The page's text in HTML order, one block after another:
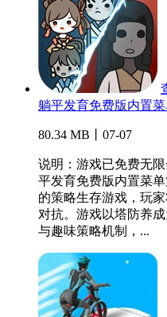
躺平发育免费版内置
80.34 MB丨07-07
说明：游戏已免费无
平发育免费版内置菜
的策略生存游戏，玩
对抗。游戏以塔防养
与趣味策略机制，...